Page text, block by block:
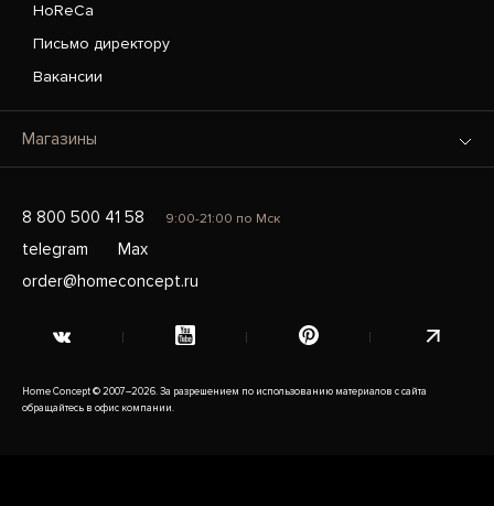
HoReCa
Письмо директору
Вакансии
Магазины
8 800 500 41 58 9:00-21:00 по Мск
telegram
Max
order@homeconcept.ru
Home Concept © 2007–2026. За разрешением по использованию материалов с сайта
обращайтесь в офис компании.